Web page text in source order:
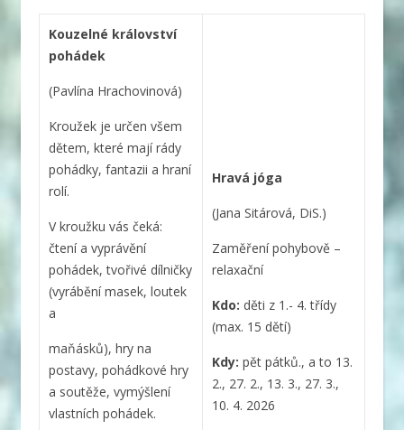
Kouzelné království
pohádek
(Pavlína Hrachovinová)
Kroužek je určen všem
dětem, které mají rády
pohádky, fantazii a hraní
rolí.
V kroužku vás čeká:
čtení a vyprávění
pohádek, tvořivé dílničky
(vyrábění masek, loutek
a
maňásků), hry na
postavy, pohádkové hry
a soutěže, vymýšlení
vlastních pohádek.
Hravá jóga
(Jana Sitárová, DiS.)
Zaměření pohybově –
relaxační
Kdo: děti z 1.- 4. třídy
(max. 15 dětí)
Kdy: pět pátků., a to 13.
2., 27. 2., 13. 3., 27. 3.,
10. 4. 2026